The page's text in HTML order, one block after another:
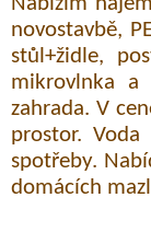
novostavbě,
stůl+židle,
mikrovlnka a
zahrada. V
prostor.
spotřeby.
domácích